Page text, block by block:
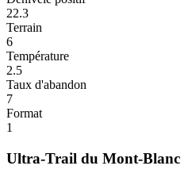
22.3
Terrain
6
Température
2.5
Taux d'abandon
7
Format
1
Ultra-Trail du Mont-Blanc